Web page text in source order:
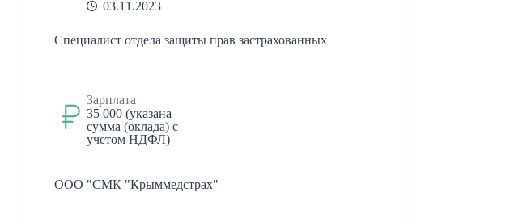
03.11.2023
Специалист отдела защиты прав застрахованных
Зарплата
35 000 (указана
сумма (оклада) с
учетом НДФЛ)
ООО "СМК "Крыммедстрах"